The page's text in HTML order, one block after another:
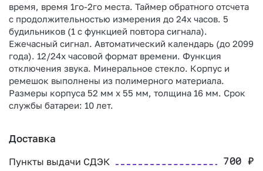
время, время 1го-2го места. Таймер обратного отсчета
с продолжительностью измерения до 24х часов. 5
будильников (1 с функцией повтора сигнала).
Ежечасный сигнал. Автоматический календарь (до 2099
года). 12/24х часовой формат времени. Функция
отключения звука. Минеральное стекло. Корпус и
ремешок выполнены из полимерного материала.
Размеры корпуса 52 мм х 55 мм, толщина 16 мм. Срок
службы батареи: 10 лет.
Доставка
Пункты выдачи СДЭК 700₽